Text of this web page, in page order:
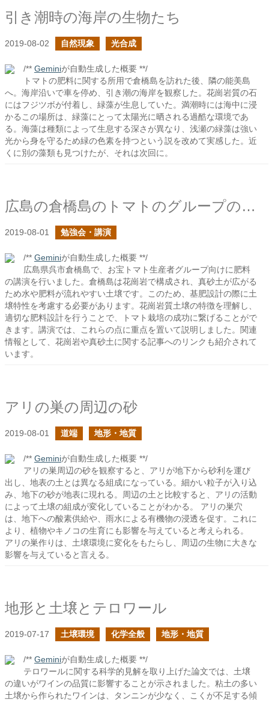
引き潮時の海岸の生物たち
2019-08-02 自然現象 光合成
/** Geminiが自動生成した概要 **/
トマトの肥料に関する所用で倉橋島を訪れた後、隣の能美島
へ。海岸沿いで車を停め、引き潮の海岸を観察した。花崗岩質の石
にはフジツボが付着し、緑藻が生息していた。満潮時には海中に浸
かるこの場所は、緑藻にとって太陽光に晒される過酷な環境であ
る。海藻は種類によって生息する深さが異なり、浅瀬の緑藻は強い
光から身を守るため緑の色素を持つという説を改めて実感した。近
くに別の藻類も見つけたが、それは次回に。
広島の倉橋島のトマトのグループの方向けに肥料の話をしました
2019-08-01 勉強会・講演
/** Geminiが自動生成した概要 **/
広島県呉市倉橋島で、お宝トマト生産者グループ向けに肥料
の講演を行いました。倉橋島は花崗岩で構成され、真砂土が広がる
ため水や肥料が流れやすい土壌です。このため、基肥設計の際に土
壌特性を考慮する必要があります。花崗岩質土壌の特徴を理解し、
適切な肥料設計を行うことで、トマト栽培の成功に繋げることがで
きます。講演では、これらの点に重点を置いて説明しました。関連
情報として、花崗岩や真砂土に関する記事へのリンクも紹介されて
います。
アリの巣の周辺の砂
2019-08-01 道端 地形・地質
/** Geminiが自動生成した概要 **/
アリの巣周辺の砂を観察すると、アリが地下から砂利を運び
出し、地表の土とは異なる組成になっている。細かい粒子が入り込
み、地下の砂が地表に現れる。周辺の土と比較すると、アリの活動
によって土壌の組成が変化していることがわかる。 アリの巣穴
は、地下への酸素供給や、雨水による有機物の浸透を促す。これに
より、植物やキノコの生育にも影響を与えていると考えられる。
アリの巣作りは、土壌環境に変化をもたらし、周辺の生物に大きな
影響を与えていると言える。
地形と土壌とテロワール
2019-07-17 土壌環境 化学全般 地形・地質
/** Geminiが自動生成した概要 **/
テロワールに関する科学的見解を取り上げた論文では、土壌
の違いがワインの品質に影響することが示されました。粘土の多い
土壌から作られたワインは、タンニンが少なく、こくが不足する傾